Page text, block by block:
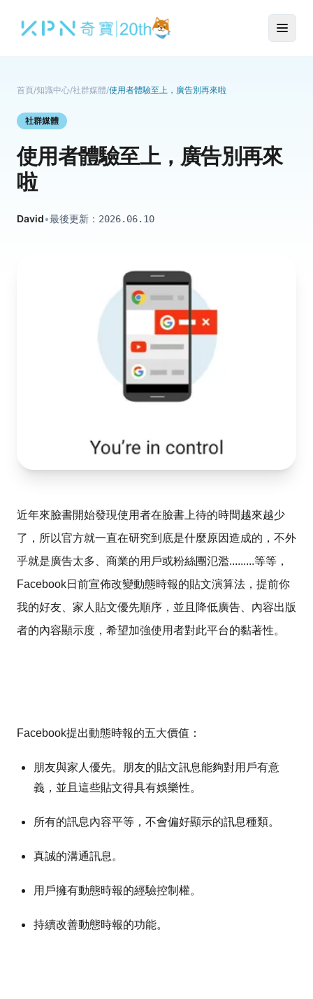
首頁/知識中心/社群媒體/使用者體驗至上，廣告別再來啦
社群媒體
使用者體驗至上，廣告別再來
啦
David•最後更新： 2026.06.10
近年來臉書開始發現使用者在臉書上待的時間越來越少
了，所以官方就一直在研究到底是什麼原因造成的，不外
乎就是廣告太多、商業的用戶或粉絲團氾濫.........等等，
Facebook日前宣佈改變動態時報的貼文演算法，提前你
我的好友、家人貼文優先順序，並且降低廣告、內容出版
者的內容顯示度，希望加強使用者對此平台的黏著性。
Facebook提出動態時報的五大價值：
朋友與家人優先。朋友的貼文訊息能夠對用戶有意
義，並且這些貼文得具有娛樂性。
所有的訊息內容平等，不會偏好顯示的訊息種類。
真誠的溝通訊息。
用戶擁有動態時報的經驗控制權。
持續改善動態時報的功能。